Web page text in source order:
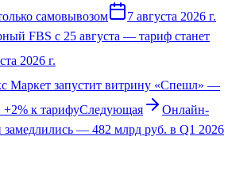
самовывозом
7 августа 2026 г.
FBS с 25 августа — тариф станет
2026 г.
Маркет запустит витрину «Спешл» —
+2% к тарифуСледующая
Онлайн-
— 482 млрд руб. в Q1 2026